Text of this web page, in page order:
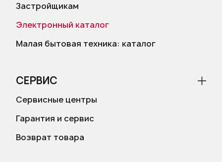
Застройщикам
Электронный каталог
Малая бытовая техника: каталог
СЕРВИС
Сервисные центры
Гарантия и сервис
Возврат товара